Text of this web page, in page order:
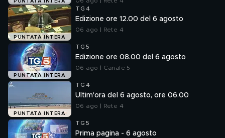
PUNTATA INTERA
PUNTATA INTERA
TG4
Edizione ore 12.00 del 6 agosto
06 ago | Rete 4
PUNTATA INTERA
TG5
Edizione ore 08.00 del 6 agosto
06 ago | Canale 5
PUNTATA INTERA
TG4
Ultim'ora del 6 agosto, ore 06.00
06 ago | Rete 4
TG5
Prima pagina - 6 agosto